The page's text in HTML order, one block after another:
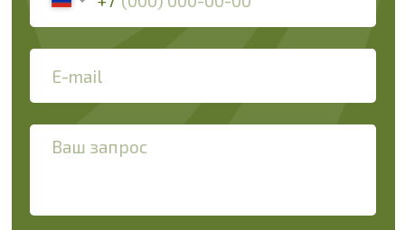
ОСТАВИТЬ ЗАПРОС
Нажимая на кнопку, я даю свое согласие